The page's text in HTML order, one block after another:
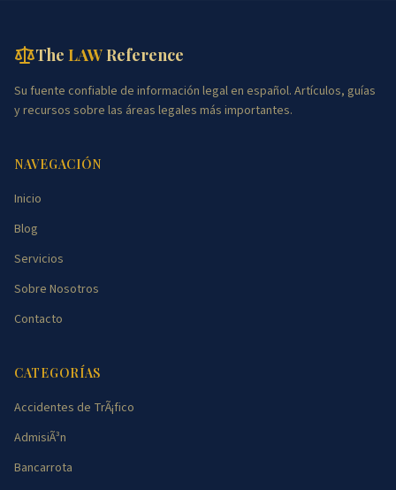
The LAWReference
Su fuente confiable de información legal en español. Artículos, guías
y recursos sobre las áreas legales más importantes.
NAVEGACIÓN
Inicio
Blog
Servicios
Sobre Nosotros
Contacto
CATEGORÍAS
Accidentes de TrÃ¡fico
AdmisiÃ³n
Bancarrota